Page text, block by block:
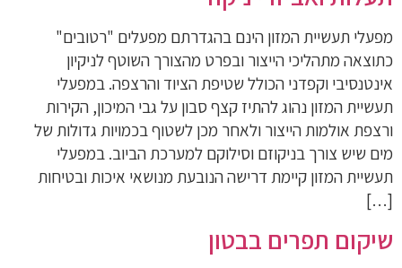
מפעלי תעשיית המזון הינם בהגדרתם מפעלים "רטובים"
כתוצאה מתהליכי הייצור ובפרט מהצורך השוטף לניקיון
אינטנסיבי וקפדני הכולל שטיפת הציוד והרצפה. במפעלי
תעשיית המזון נהוג להתיז קצף סבון על גבי המיכון, הקירות
ורצפת אולמות הייצור ולאחר מכן לשטוף בכמויות גדולות של
מים שיש צורך בניקוזם וסילוקם למערכת הביוב. במפעלי
תעשיית המזון קיימת דרישה הנובעת מנושאי איכות ובטיחות
[…]
שיקום תפרים בבטון